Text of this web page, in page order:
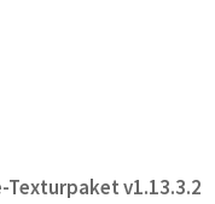
Texturpaket v1.13.3.2